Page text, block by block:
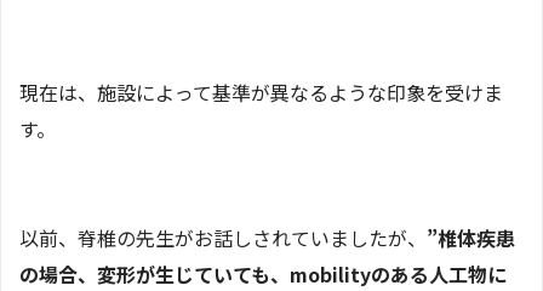
現在は、施設によって基準が異なるような印象を受けま
す。
以前、脊椎の先生がお話しされていましたが、 ”椎体疾患
の場合、変形が生じていても、mobilityのある人工物に